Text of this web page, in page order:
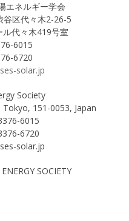
エネルギー学会
区代々木2-26-5
木419号室
6015
6720
solar.jp
Society
151-0053, Japan
6015
6720
solar.jp
SOCIETY